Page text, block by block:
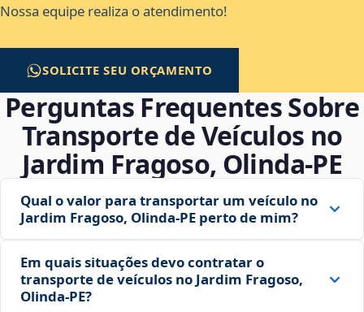
Nossa equipe realiza o atendimento!
SOLICITE SEU ORÇAMENTO
Perguntas Frequentes Sobre
Transporte de Veículos no
Jardim Fragoso, Olinda‑PE
Qual o valor para transportar um veículo no
Jardim Fragoso, Olinda‑PE perto de mim?
Em quais situações devo contratar o
transporte de veículos no Jardim Fragoso,
Olinda‑PE?